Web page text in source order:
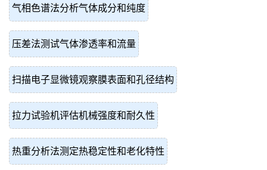
气相色谱法分析气体成分和纯度
压差法测试气体渗透率和流量
扫描电子显微镜观察膜表面和孔径结构
拉力试验机评估机械强度和耐久性
热重分析法测定热稳定性和老化特性